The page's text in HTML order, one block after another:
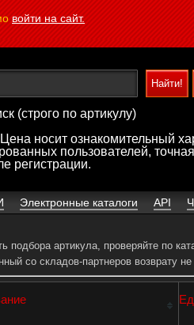
войти на сайт.
(строго по артикулу)
носит ознакомительный
пользователей,
регистрации.
Электронные каталоги API
подбора артикула, проверяйте по
со складов-партнеров возврату